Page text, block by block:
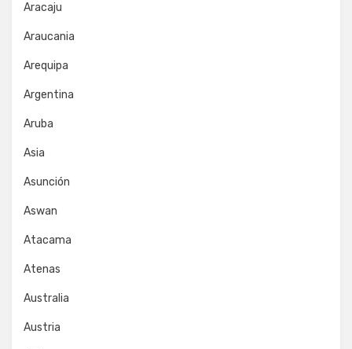
Aracaju
Araucania
Arequipa
Argentina
Aruba
Asia
Asunción
Aswan
Atacama
Atenas
Australia
Austria